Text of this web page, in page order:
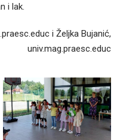
i lak.
i Željka Bujanić,
univ.mag.praesc.educ